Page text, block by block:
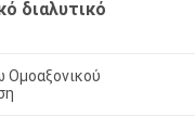
διαλυτικό
Ομοαξονικού